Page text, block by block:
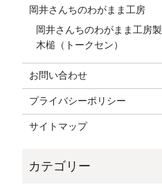
岡井さんちのわがまま工房
岡井さんちのわがまま工房製
木槌（トークセン）
お問い合わせ
プライバシーポリシー
サイトマップ